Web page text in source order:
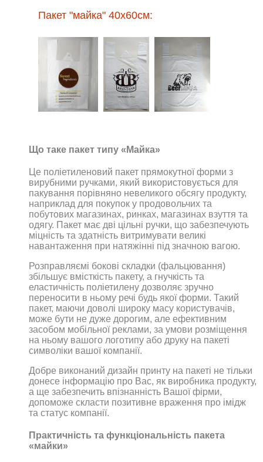
Пакет "майка" 40х60см:
Що таке пакет типу «Майка»
Це поліетиленовий пакет прямокутної форми з
вирубними ручками, який використовується для
пакування порівняно невеликого обсягу продукту,
наприклад для покупок у продовольчих та
побутових магазинах, ринках, магазинах взуття та
одягу. Пакет має дві цільні ручки, що забезпечують
міцність та здатність витримувати великі
навантаження при натяжінні під значною вагою.
Розправляємі бокові складки (фальцювання)
збільшує вмісткість пакету, а гнучкість та
еластичність поліетилену дозволяє зручно
переносити в ньому речі будь якої форми. Такий
пакет, маючи доволі широку масу користувачів,
може бути не дуже дорогим, але ефективним
засобом мобільної реклами, за умови розміщення
на ньому вашого логотипу або друку на пакеті
символіки вашої компанії.
Добре виконаний дизайн принту на пакеті не тільки
донесе інформацію про Вас, як виробника продукту,
а ще забезпечить впізнанність Вашої фірми,
допоможе скласти позитивне враження про імідж
та статус компанії.
Практичність та функціональність пакета
«майки»